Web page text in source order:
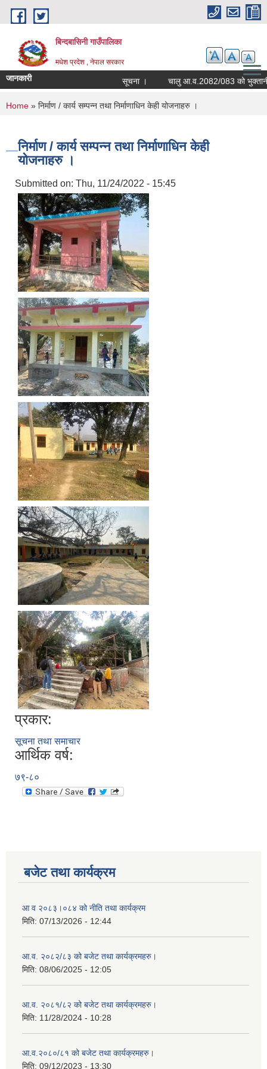
Skip to main content
बिन्दबासिनी गाउँपालिका
मधेश प्रदेश , नेपाल सरकार
जानकारी सूचना ।
You are here
Home » निर्माण / कार्य सम्पन्न तथा निर्माणाधिन केही योजनाहरु ।
निर्माण / कार्य सम्पन्न तथा निर्माणाधिन केही
योजनाहरु ।
Submitted on: Thu, 11/24/2022 - 15:45
प्रकार:
सूचना तथा समाचार
आर्थिक वर्ष:
७९-८०
बजेट तथा कार्यक्रम
आ व २०८३।०८४ को नीति तथा कार्यक्रम
मिति: 07/13/2026 - 12:44
आ.व. २०८२/८३ को बजेट तथा कार्यक्रमहरु।
मिति: 08/06/2025 - 12:05
आ.व. २०८१/८२ को बजेट तथा कार्यक्रमहरु।
मिति: 11/28/2024 - 10:28
आ.व.२०८०/८१ को बजेट तथा कार्यक्रमहरु।
मिति: 09/12/2023 - 13:30